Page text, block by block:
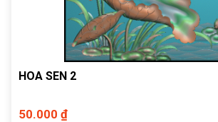
HOA SEN 2
50.000 ₫